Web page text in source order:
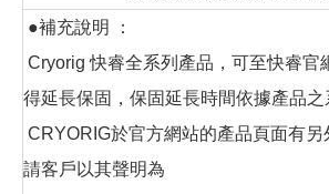
●補充說明 ：
Cryorig 快睿全系列產品，可至快睿官
得延長保固，保固延長時間依據產品
CRYORIG於官方網站的產品頁面有
請客戶以其聲明為